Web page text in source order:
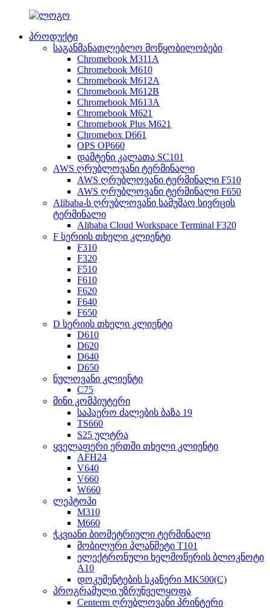
პროდუქტი
საგანმანათლებლო მოწყობილობები
Chromebook M311A
Chromebook M610
Chromebook M612A
Chromebook M612B
Chromebook M613A
Chromebook M621
Chromebook Plus M621
Chromebox D661
OPS OP660
დამტენი კალათა SC101
AWS ღრუბლოვანი ტერმინალი
AWS ღრუბლოვანი ტერმინალი F510
AWS ღრუბლოვანი ტერმინალი F650
Alibaba-ს ღრუბლოვანი სამუშაო სივრცის
ტერმინალი
Alibaba Cloud Workspace Terminal F320
F სერიის თხელი კლიენტი
F310
F320
F510
F610
F620
F640
F650
D სერიის თხელი კლიენტი
D610
D620
D640
D650
ნულოვანი კლიენტი
C75
მინი კომპიუტერი
საჰაერო ძალების ბაზა 19
TS660
S25 ულტრა
ყველაფერი ერთში თხელი კლიენტი
AFH24
V640
V660
W660
ლეპტოპი
M310
M660
ჭკვიანი ბიომეტრიული ტერმინალი
მობილური პლანშეტი T101
ელექტრონული ხელმოწერის ბლოკნოტი
A10
დოკუმენტების სკანერი MK500(C)
პროგრამული უზრუნველყოფა
Centerm ღრუბლოვანი პრინტერი